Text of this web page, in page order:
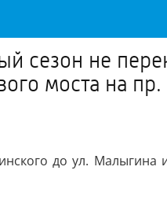
сезон не
моста на
до ул. Малыгина